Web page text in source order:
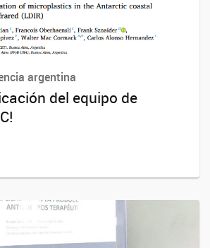
argentina
del equipo de